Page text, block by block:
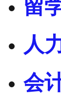
留
人
会